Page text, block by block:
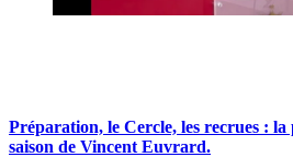
Préparation, le Cercle, les recrues : la
saison de Vincent Euvrard.